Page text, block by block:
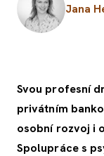
Jana
Svou profesní
privátním
osobní rozvoj i
Spolupráce s